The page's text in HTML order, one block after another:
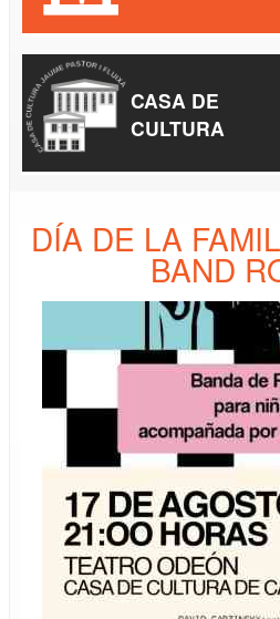
DÍA DE LA
BAND
CASA DE
CULTURA